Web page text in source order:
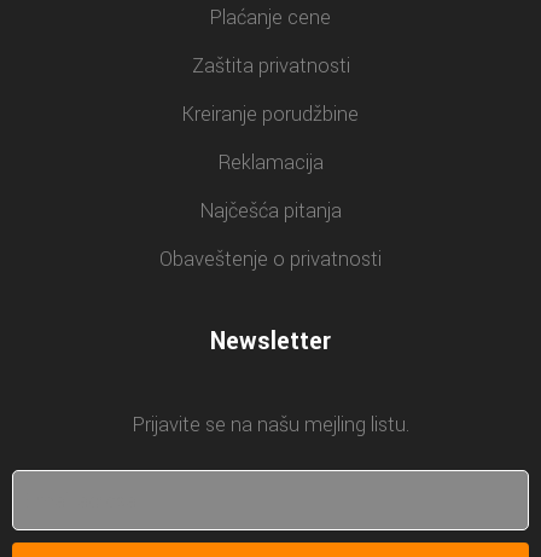
Plaćanje cene
Zaštita privatnosti
Kreiranje porudžbine
Reklamacija
Najčešća pitanja
Obaveštenje o privatnosti
Newsletter
Prijavite se na našu mejling listu.